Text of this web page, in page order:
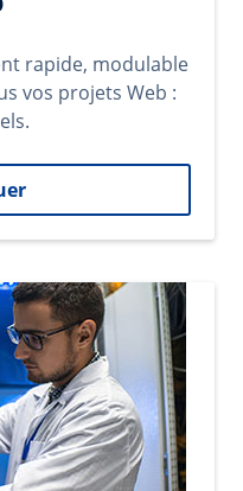
rapide, modulable
vos projets Web :